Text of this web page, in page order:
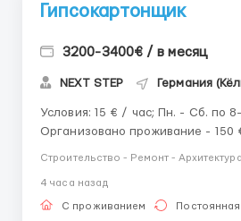
Гипсокартонщик
3200-3400€ / в месяц
NEXT STEP Германия
Условия: 15 € / час; Пн. - Сб. по 8-10 час / день;
Организовано проживание - 150
55 лет; Польская рабочая виза / Карта побыту /
Паспорт ЕС / Pesel UKR / ...
Строительство - Ремонт - Архитектура
4 часа назад
С проживанием